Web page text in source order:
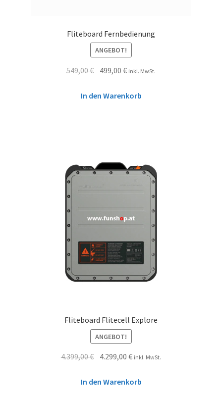
Fliteboard Fernbedienung
ANGEBOT!
549,00€ 499,00€ inkl. MwSt.
In den Warenkorb
Fliteboard Flitecell Explore
ANGEBOT!
4.399,00€ 4.299,00€ inkl. MwSt.
In den Warenkorb